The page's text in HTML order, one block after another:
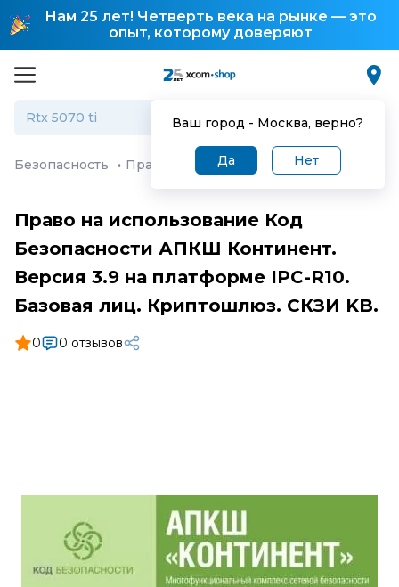
Нам 25 лет! Четверть века на рынке — это
опыт, которому доверяют
Ваш город - Москва, верно?
Да Нет
Безопасность · Право на использование Код
Право на использование Код
Безопасности АПКШ Континент.
Версия 3.9 на платформе IPC-R10.
Базовая лиц. Криптошлюз. СКЗИ KB.
0 0 отзывов